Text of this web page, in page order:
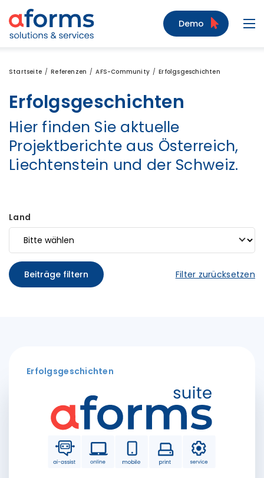
Zum Inhalt
Zum Menü
Zur Suche
Demo
Startseite Referenzen AFS-Community Erfolgsgeschichten
Erfolgsgeschichten
Hier finden Sie aktuelle
Projektberichte aus Österreich,
Liechtenstein und der Schweiz.
Land
Beiträge filtern Filter zurücksetzen
Erfolgsgeschichten